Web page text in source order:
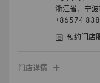
浙江省， 宁波
+86574
预约门店
门店详情